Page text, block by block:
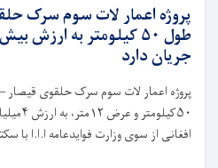
پروژه اعمار لات سوم سرک
جریان دارد
پروژه اعمار لات سوم سرک حلقوی قیصار
افغانی از سوی وزارت فوایدعامه ا.ا.ا